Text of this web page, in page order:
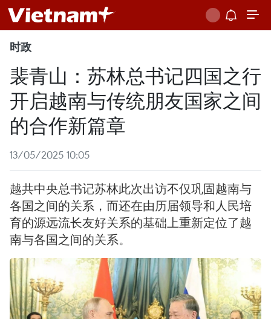
时政
裴青山：苏林总书记四国之行
开启越南与传统朋友国家之间
的合作新篇章
13/05/2025 10:05
越共中央总书记苏林此次出访不仅巩固越南与
各国之间的关系，而还在由历届领导和人民培
育的源远流长友好关系的基础上重新定位了越
南与各国之间的关系。